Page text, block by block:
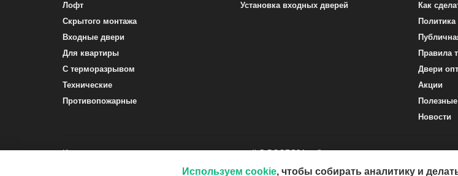
Лофт
Скрытого монтажа
Входные двери
Для квартиры
С терморазрывом
Технические
Противопожарные
Установка входных дверей
Как
Правила
Двери
Акции
Полезные
Новости
Интернет-магазин межкомнатных и входных дверей G-DOORS24.ru ©
Используем cookie, чтобы собирать аналитику и